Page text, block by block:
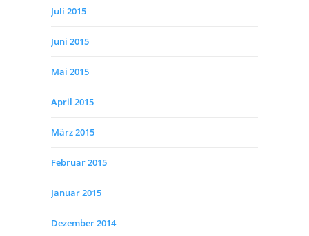
Juli 2015
Juni 2015
Mai 2015
April 2015
März 2015
Februar 2015
Januar 2015
Dezember 2014